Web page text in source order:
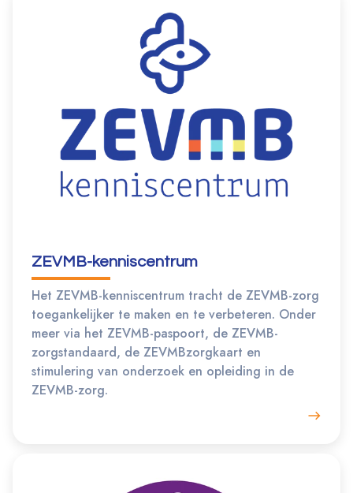
ZEVMB-kenniscentrum
Het ZEVMB-kenniscentrum tracht de ZEVMB-zorg
toegankelijker te maken en te verbeteren. Onder
meer via het ZEVMB-paspoort, de ZEVMB-
zorgstandaard, de ZEVMBzorgkaart en
stimulering van onderzoek en opleiding in de
ZEVMB-zorg.